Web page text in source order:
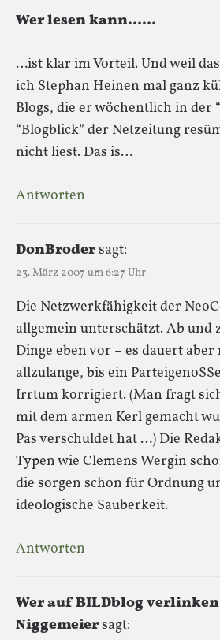
Wer lesen kann……
…ist klar im Vorteil. Und weil
ich Stephan Heinen mal ganz
Blogs, die er wöchentlich in der
“Blogblick” der Netzeitung
nicht liest. Das is…
Antworten
DonBrodersagt:
23. März 2007 um 6:27 Uhr
Die Netzwerkfähigkeit der
allgemein unterschätzt. Ab und
Dinge eben vor – es dauert
allzulange, bis ein
Irrtum korrigiert. (Man fragt
mit dem armen Kerl gemacht
Pas verschuldet hat …) Die
Typen wie Clemens Wergin
die sorgen schon für Ordnung
ideologische Sauberkeit.
Antworten
Wer auf BILDblog
Niggemeiersagt: